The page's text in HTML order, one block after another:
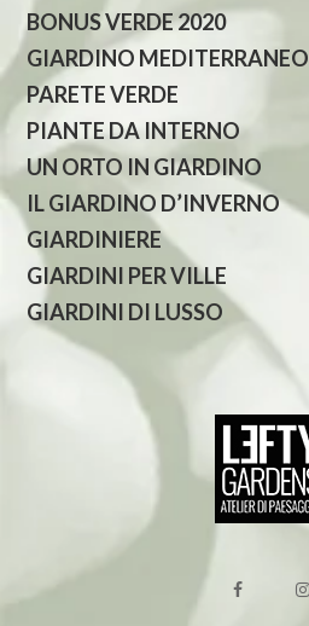
BONUS VERDE 2020
GIARDINO MEDITERRANEO
PARETE VERDE
PIANTE DA INTERNO
UN ORTO IN GIARDINO
IL GIARDINO D’INVERNO
GIARDINIERE
GIARDINI PER VILLE
GIARDINI DI LUSSO